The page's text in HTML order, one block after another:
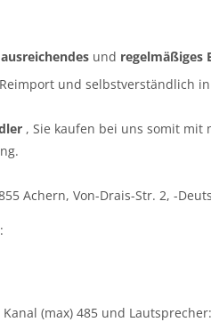
ausreichendes und regelmäßiges
Reimport und selbstverständlich
, Sie kaufen bei uns somit mit
Achern, Von-Drais-Str. 2, -
:
(max) 485 und